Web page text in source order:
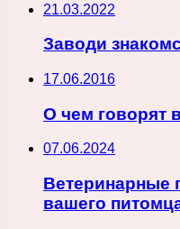
21.03.2022
Заводи
17.06.2016
О чем говорят
07.06.2024
Ветеринарные
вашего